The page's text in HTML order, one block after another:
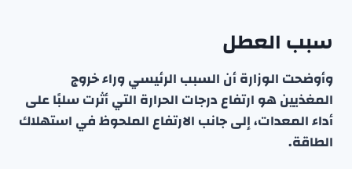
سبب العطل
وأوضحت الوزارة أن السبب الرئيسي وراء خروج
المغذيين هو ارتفاع درجات الحرارة التي أثرت سلبًا على
أداء المعدات، إلى جانب الارتفاع الملحوظ في استهلاك
الطاقة.